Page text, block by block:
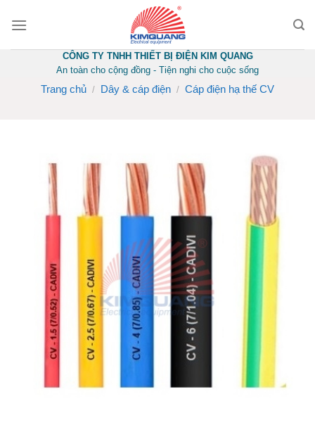
CÔNG TY TNHH THIẾT BỊ ĐIỆN KIM QUANG
An toàn cho cộng đồng - Tiện nghi cho cuộc sống
Trang chủ / Dây & cáp điện / Cáp điện hạ thế CV